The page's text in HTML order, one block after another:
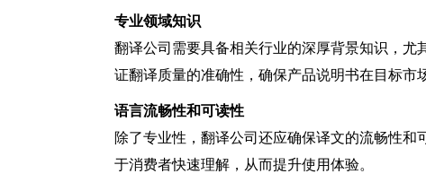
专业领域知识
翻译公司需要具备相关行业的深厚背景知识，
证翻译质量的准确性，确保产品说明书在目标市
语言流畅性和可读性
除了专业性，翻译公司还应确保译文的流畅性
于消费者快速理解，从而提升使用体验。